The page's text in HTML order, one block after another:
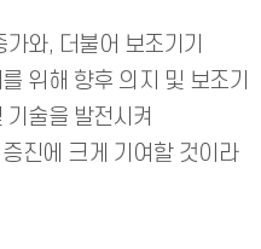
와, 더불어 보조기기
위해 향후 의지 및 보조기
술을 발전시켜
진에 크게 기여할 것이라